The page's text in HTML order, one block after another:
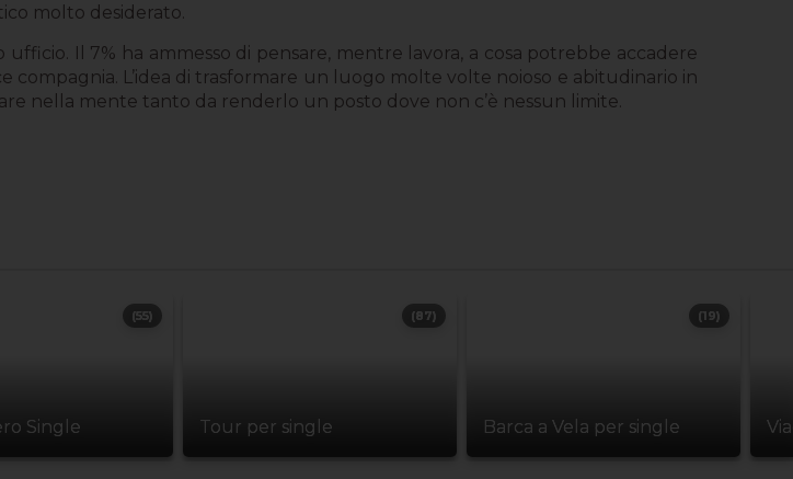
molto desiderato.
Il 7% ha ammesso di pensare, mentre lavora, a cosa potrebbe accadere
compagnia. L’idea di trasformare un luogo molte volte noioso e abitudinario in
nella mente tanto da renderlo un posto dove non c’è nessun limite.
Single
(55)
Tour per single
(87)
Barca a Vela per single
(19)